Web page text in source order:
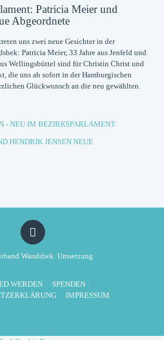
Patricia Meier und
Abgeordnete
uns zwei neue Gesichter in der
Patricia Meier, 33 Jahre aus Jenfeld und
Wellingsbüttel sind für Christin Christ und
die uns ab sofort in der Hamburgischen
Glückwunsch an die neu gewählten
- NEU IM BEZIRKSPARLAMENT:
HENDRIK JENSEN NEUE
Wandsbek. Umsetzung
.
WERDEN
SPENDEN
IMPRESSUM